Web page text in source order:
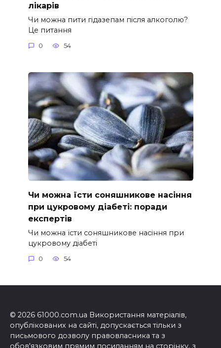
лікарів
Чи можна пити гідазепам після алкоголю?
Це питання
0 54
Чи можна їсти соняшникове насіння
при цукровому діабеті: поради
експертів
Чи можна їсти соняшникове насіння при
цукровому діабеті
0 54
© 2026 61000.com.ua Використання матеріалів,
опублікованих на сайті, допускається тільки з
письмового дозволу правовласника та з
обов'язковим прямим посиланням на сторінку, з